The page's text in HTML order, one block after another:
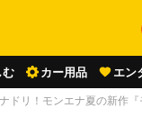
む カー用品 エン
ドリ！モンエナ夏の新作